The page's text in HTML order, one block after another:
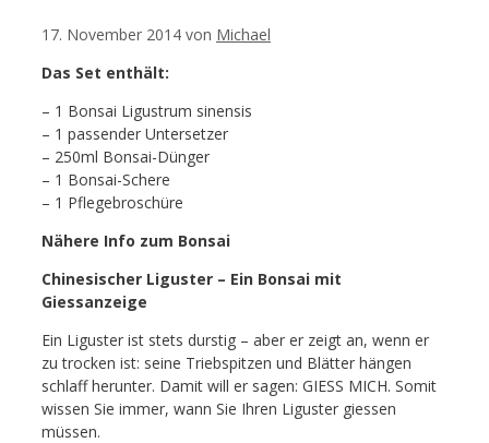
17. November 2014 von Michael
Das Set enthält:
– 1 Bonsai Ligustrum sinensis
– 1 passender Untersetzer
– 250ml Bonsai-Dünger
– 1 Bonsai-Schere
– 1 Pflegebroschüre
Nähere Info zum Bonsai
Chinesischer Liguster – Ein Bonsai mit
Giessanzeige
Ein Liguster ist stets durstig – aber er zeigt an, wenn er
zu trocken ist: seine Triebspitzen und Blätter hängen
schlaff herunter. Damit will er sagen: GIESS MICH. Somit
wissen Sie immer, wann Sie Ihren Liguster giessen
müssen.